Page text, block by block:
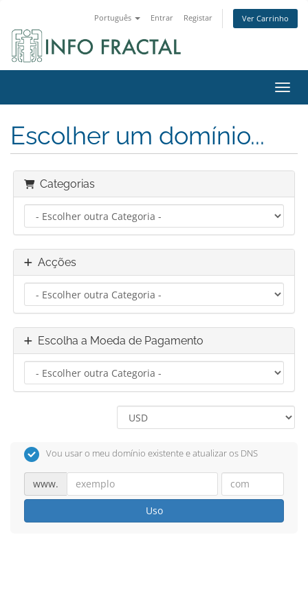
Português Entrar Registar Ver Carrinho
Escolher um domínio...
Categorias
Acções
Escolha a Moeda de Pagamento
Vou usar o meu domínio existente e atualizar os DNS
www.
Uso